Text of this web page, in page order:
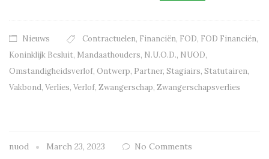
Nieuws Contractuelen, Financiën, FOD, FOD Financiën,
Koninklijk Besluit, Mandaathouders, N.U.O.D., NUOD,
Omstandigheidsverlof, Ontwerp, Partner, Stagiairs, Statutairen,
Vakbond, Verlies, Verlof, Zwangerschap, Zwangerschapsverlies
nuod March 23, 2023 No Comments